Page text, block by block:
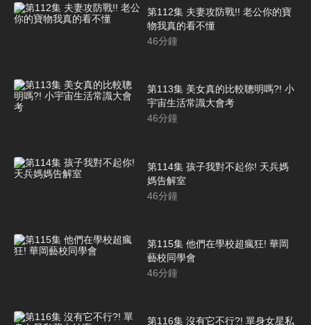
第112集 夫妻攻防戰!! 老公你的寶
物我真的看不懂
46分鐘
第113集 美女真的比較聰明嗎?! 小
宇宙生活常識大會考
46分鐘
第114集 孩子我對不起你! 天兵媽
媽告解室
46分鐘
第115集 他們在學校超瘋狂! 華岡
藝校同學會
46分鐘
第116集 沒有它不行?! 單身女星私